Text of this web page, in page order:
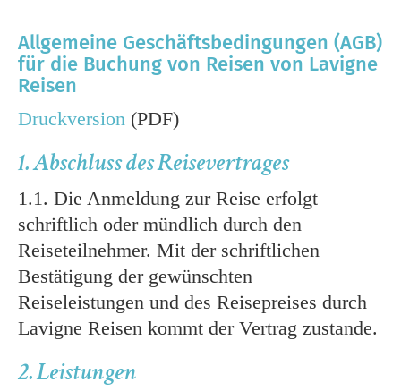
Allgemeine Geschäftsbedingungen (AGB)
für die Buchung von Reisen von Lavigne
Reisen
Druckversion (PDF)
1. Abschluss des Reisevertrages
1.1. Die Anmeldung zur Reise erfolgt
schriftlich oder mündlich durch den
Reiseteilnehmer. Mit der schriftlichen
Bestätigung der gewünschten
Reiseleistungen und des Reisepreises durch
Lavigne Reisen kommt der Vertrag zustande.
2. Leistungen